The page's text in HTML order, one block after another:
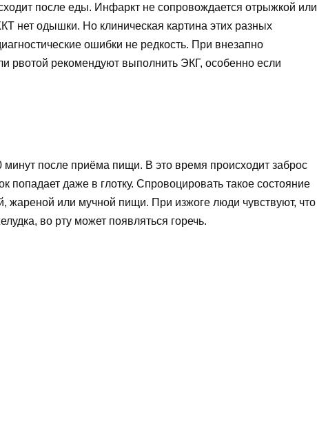
после еды. Инфаркт не сопровождается отрыжкой или
нет одышки. Но клиническая картина этих разных
ошибки не редкость. При внезапно
рвотой рекомендуют выполнить ЭКГ, особенно если
минут после приёма пищи. В это время происходит заброс
попадает даже в глотку. Спровоцировать такое состояние
жареной или мучной пищи. При изжоге люди чувствуют, что
во рту может появляться горечь.